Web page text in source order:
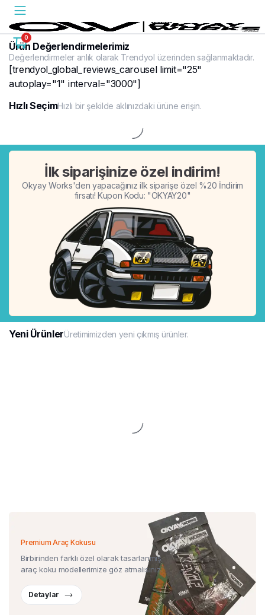
0
Ürün Değerlendirmelerimiz
Değerlendirmeler anlık olarak Trendyol üzerinden sağlanmaktadır.
[trendyol_global_reviews_carousel limit="25"
autoplay="1" interval="3000"]
Hızlı SeçimHızlı bir şekilde aklınızdaki ürüne erişin.
İlk siparişinize özel indirim!
Okyay Works'den yapacağınız ilk siparişe özel %20 İndirim
fırsatı! Kupon Kodu: "OKYAY20"
%20
Yeni ÜrünlerÜretimimizden yeni çıkmış ürünler.
Premium Araç Kokusu
Birbirinden farklı özel olarak tasarlanmış
araç koku modellerimize göz atmalısınız.
Detaylar